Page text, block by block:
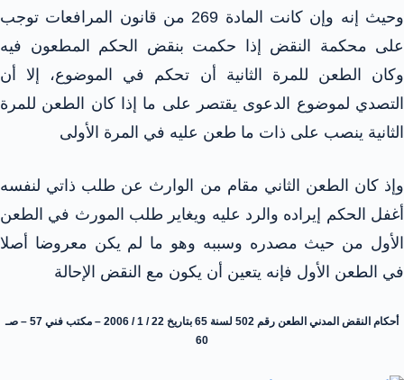
وحيث إنه وإن كانت المادة 269 من قانون المرافعات توجب
على محكمة النقض إذا حكمت بنقض الحكم المطعون فيه
وكان الطعن للمرة الثانية أن تحكم في الموضوع، إلا أن
التصدي لموضوع الدعوى يقتصر على ما إذا كان الطعن للمرة
الثانية ينصب على ذات ما طعن عليه في المرة الأولى
وإذ كان الطعن الثاني مقام من الوارث عن طلب ذاتي لنفسه
أغفل الحكم إيراده والرد عليه ويغاير طلب المورث في الطعن
الأول من حيث مصدره وسببه وهو ما لم يكن معروضا أصلا
في الطعن الأول فإنه يتعين أن يكون مع النقض الإحالة
أحكام النقض المدني الطعن رقم 502 لسنة 65 بتاريخ 22 / 1 / 2006 – مكتب فني 57 – صـ
60